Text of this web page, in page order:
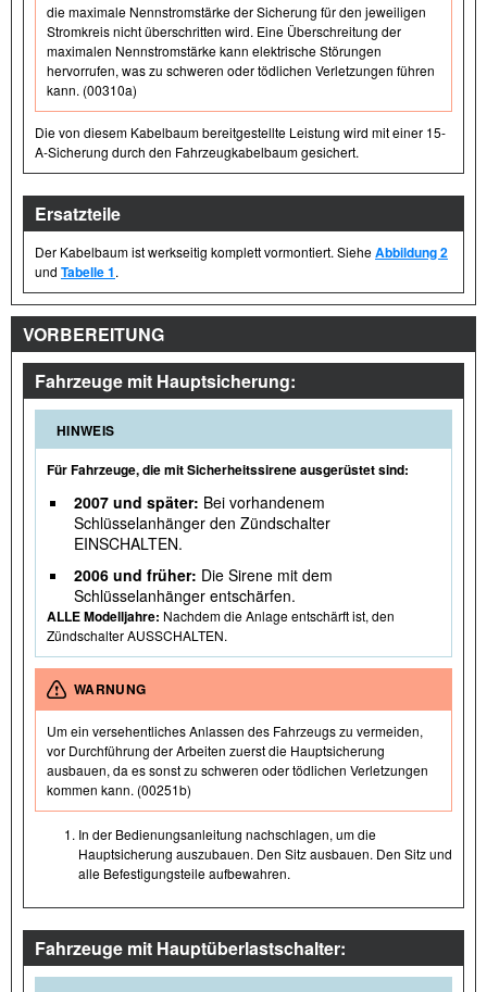
die maximale Nennstromstärke der Sicherung für den jeweiligen
Stromkreis nicht überschritten wird. Eine Überschreitung der
maximalen Nennstromstärke kann elektrische Störungen
hervorrufen, was zu schweren oder tödlichen Verletzungen führen
kann. (00310a)
Die von diesem Kabelbaum bereitgestellte Leistung wird mit einer 15-
A-Sicherung durch den Fahrzeugkabelbaum gesichert.
Ersatzteile
Der Kabelbaum ist werkseitig komplett vormontiert. SieheAbbildung 2
und Tabelle 1.
VORBEREITUNG
Fahrzeuge mit Hauptsicherung:
HINWEIS
Für Fahrzeuge, die mit Sicherheitssirene ausgerüstet sind:
2007 und später: Bei vorhandenem
Schlüsselanhänger den Zündschalter
EINSCHALTEN.
2006 und früher: Die Sirene mit dem
Schlüsselanhänger entschärfen.
ALLE Modelljahre: Nachdem die Anlage entschärft ist, den
Zündschalter AUSSCHALTEN.
WARNUNG
Um ein versehentliches Anlassen des Fahrzeugs zu vermeiden,
vor Durchführung der Arbeiten zuerst die Hauptsicherung
ausbauen, da es sonst zu schweren oder tödlichen Verletzungen
kommen kann. (00251b)
In der Bedienungsanleitung nachschlagen, um die
Hauptsicherung auszubauen. Den Sitz ausbauen. Den Sitz und
alle Befestigungsteile aufbewahren.
Fahrzeuge mit Hauptüberlastschalter: